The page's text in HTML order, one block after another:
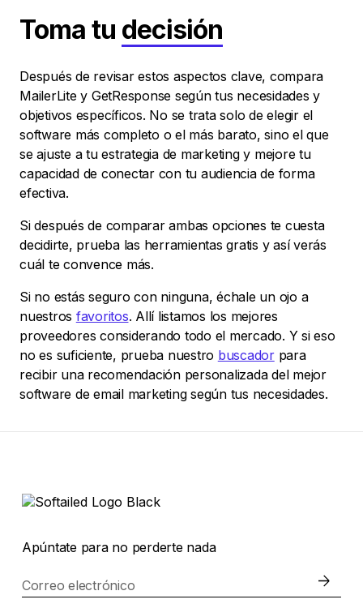
Toma tu decisión
Después de revisar estos aspectos clave, compara
MailerLite y GetResponse según tus necesidades y
objetivos específicos. No se trata solo de elegir el
software más completo o el más barato, sino el que
se ajuste a tu estrategia de marketing y mejore tu
capacidad de conectar con tu audiencia de forma
efectiva.
Si después de comparar ambas opciones te cuesta
decidirte, prueba las herramientas gratis y así verás
cuál te convence más.
Si no estás seguro con ninguna, échale un ojo a
nuestros favoritos. Allí listamos los mejores
proveedores considerando todo el mercado. Y si eso
no es suficiente, prueba nuestro buscadorpara
recibir una recomendación personalizada del mejor
software de email marketing según tus necesidades.
Apúntate para no perderte nada
Correo electrónico